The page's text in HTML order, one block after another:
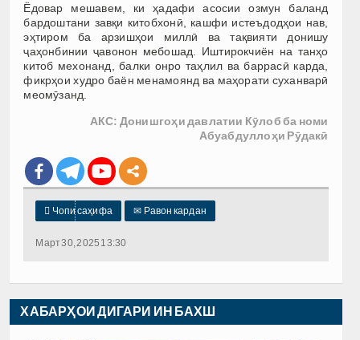
Ёдовар мешавем, ки ҳадафи асосии озмун баланд
бардоштани завқи китобхонӣ, кашфи истеъдодҳои нав,
эҳтиром ба арзишҳои миллӣ ва тақвияти донишу
ҷаҳонбинии ҷавонон мебошад. Иштирокчиён на танҳо
китоб мехонанд, балки онро таҳлил ва баррасӣ карда,
фикрҳои худро баён менамоянд ва маҳорати суханварӣ
меомӯзанд.
АКС: Донишгоҳи давлатии Кӯлоб ба номи
Абуабдуллоҳи Рӯдакӣ
 Чопи саҳифа ✉ Равон кардан
Март 30, 2025 13:30
ХАБАРҲОИ ДИГАРИ ИН БАХШ